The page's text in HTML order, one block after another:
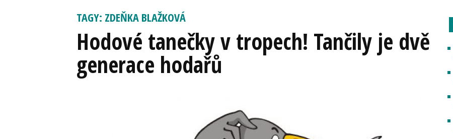
TAGY: ZDEŇKA BLAŽKOVÁ
Hodové tanečky v tropech! Tančily je dvě
generace hodařů